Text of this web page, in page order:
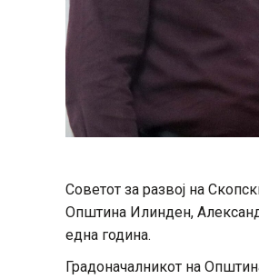
Советот за развој на
Општина Илинден,
една година.
Градоначалникот на